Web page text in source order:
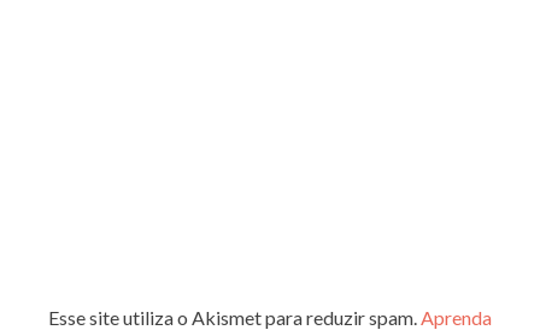
Esse site utiliza o Akismet para reduzir spam. Aprenda